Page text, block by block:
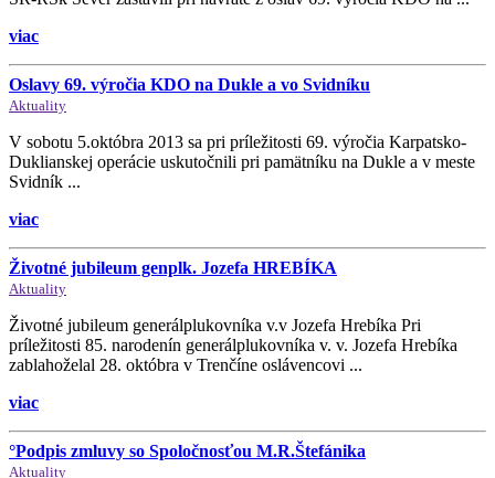
viac
Oslavy 69. výročia KDO na Dukle a vo Svidníku
Aktuality
V sobotu 5.októbra 2013 sa pri príležitosti 69. výročia Karpatsko-
Duklianskej operácie uskutočnili pri pamätníku na Dukle a v meste
Svidník ...
viac
Životné jubileum genplk. Jozefa HREBÍKA
Aktuality
Životné jubileum generálplukovníka v.v Jozefa Hrebíka Pri
príležitosti 85. narodenín generálplukovníka v. v. Jozefa Hrebíka
zablahoželal 28. októbra v Trenčíne oslávencovi ...
viac
°Podpis zmluvy so Spoločnosťou M.R.Štefánika
Aktuality